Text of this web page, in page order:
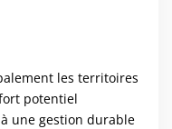
les territoires
potentiel
une gestion durable